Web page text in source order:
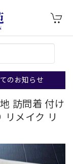
のお知らせ
訪問着 付け
リメイク リ